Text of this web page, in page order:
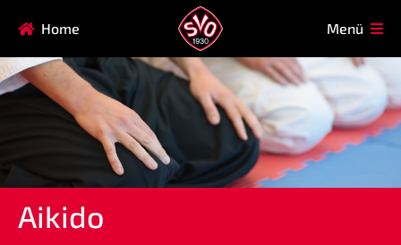
Home Menü
Aikido
Navigation
überspringen
HAUPTVEREIN
MITGLIEDSCHAFT
FAQ
Navigation
überspringen
EISSTOCK
FITNESSKURSE
FUSSBALL
GARDE
GESUNDHEITSSPORT
KINDERTURNEN